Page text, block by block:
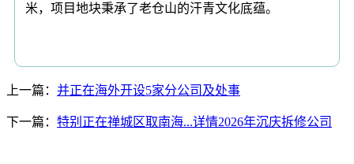
米，项目地块秉承了老仓山的汗青文化底蕴。
上一篇： 并正在海外开设5家分公司及处事
下一篇： 特别正在禅城区取南海...详情2026年沉庆拆修公司